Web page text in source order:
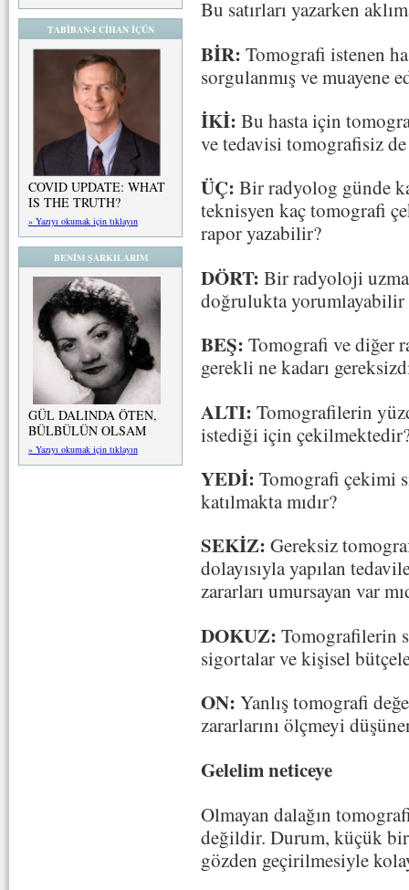
TABİBAN-I CİHAN İÇÜN
COVID UPDATE: WHAT
IS THE TRUTH?
» Yazıyı okumak için tıklayın
BENİM ŞARKILARIM
GÜL DALINDA ÖTEN,
BÜLBÜLÜN OLSAM
» Yazıyı okumak için tıklayın
Bu satırları yazarken
BİR: Tomografi istenen
sorgulanmış ve muayene
İKİ: Bu hasta için
ve tedavisi tomografisiz
ÜÇ: Bir radyolog günde
teknisyen kaç tomografi
rapor yazabilir?
DÖRT: Bir radyoloji
doğrulukta yorumlayabilir
BEŞ: Tomografi ve diğer
gerekli ne kadarı
ALTI: Tomografilerin
istediği için
YEDİ: Tomografi çekimi
katılmakta mıdır?
SEKİZ: Gereksiz
dolayısıyla yapılan
zararları umursayan var
DOKUZ: Tomografilerin
sigortalar ve kişisel
ON: Yanlış tomografi
zararlarını ölçmeyi
Gelelim neticeye
Olmayan dalağın
değildir. Durum, küçük
gözden geçirilmesiyle